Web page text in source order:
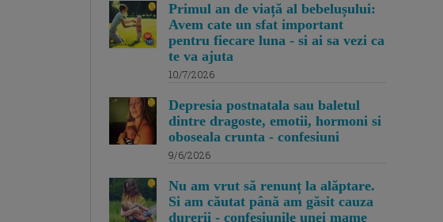
Primul an de viață al bebelușului:
Avem cate un sfat important
pentru fiecare luna - si ai sa vezi ca
te va ajuta
10/7/2026
Depresia postnatala sau baletul
dintre dragoste, emotii, hormoni si
oboseala crunta - confesiuni
9/6/2026
Nu am vrut să renunț la alăptare.
Si am căutat până am găsit cauza
durerii - confesiunile unei mame